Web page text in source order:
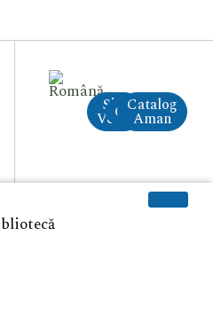
Site
VechiCreAI
Catalog
Aman